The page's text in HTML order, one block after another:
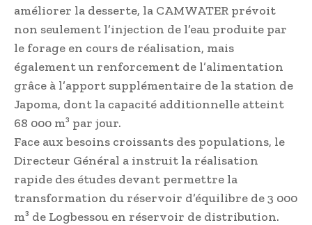
améliorer la desserte, la CAMWATER prévoit
non seulement l’injection de l’eau produite par
le forage en cours de réalisation, mais
également un renforcement de l’alimentation
grâce à l’apport supplémentaire de la station de
Japoma, dont la capacité additionnelle atteint
68 000 m³ par jour.
Face aux besoins croissants des populations, le
Directeur Général a instruit la réalisation
rapide des études devant permettre la
transformation du réservoir d’équilibre de 3 000
m³ de Logbessou en réservoir de distribution.